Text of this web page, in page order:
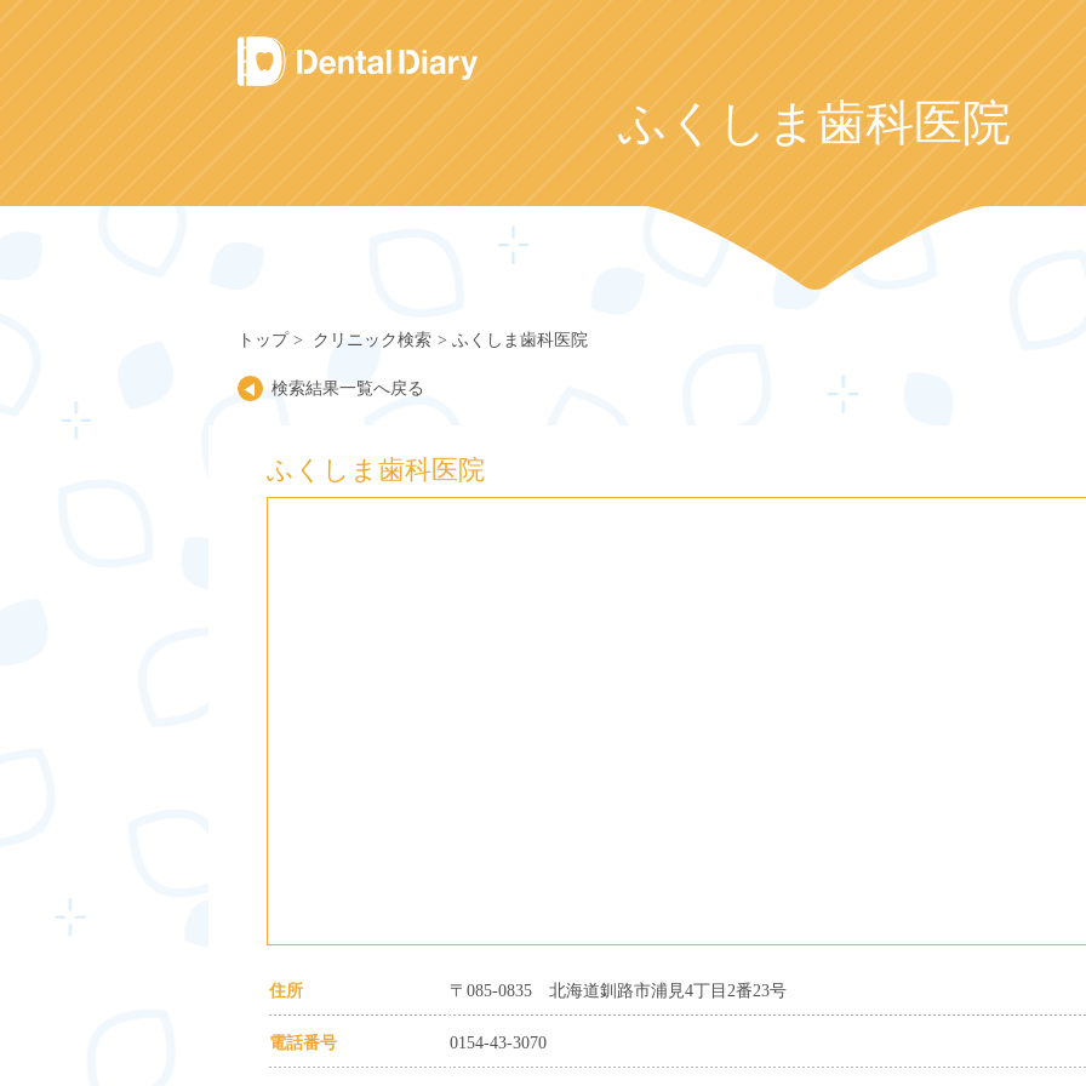
Skip
to
content
ふくしま歯科医院
トップ クリニック検索 ふくしま歯科医院
検索結果一覧へ戻る
ふくしま歯科医院
住所 〒085-0835 北海道釧路市浦見4丁目2番23号
電話番号 0154-43-3070